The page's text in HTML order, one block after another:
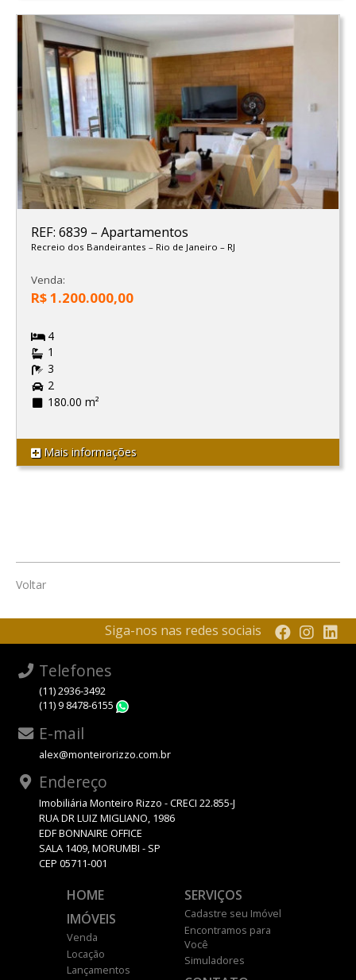
REF: 6839 – Apartamentos
Recreio dos Bandeirantes – Rio de Janeiro – RJ
Venda:
R$ 1.200.000,00
4
1
3
2
180.00 m²
Mais informações
Voltar
Siga-nos nas redes sociais
Telefones
(11) 2936-3492
(11) 9 8478-6155
E-mail
alex@monteirorizzo.com.br
Endereço
Imobiliária Monteiro Rizzo - CRECI 22.855-J
RUA DR LUIZ MIGLIANO, 1986
EDF BONNAIRE OFFICE
SALA 1409, MORUMBI - SP
CEP 05711-001
HOME
IMÓVEIS
Venda
Locação
Lançamentos
SERVIÇOS
Cadastre seu Imóvel
Encontramos para
Você
Simuladores